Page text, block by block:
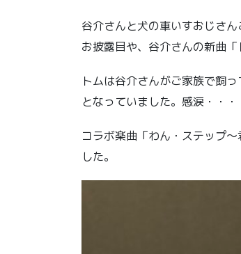
谷介さんと犬の車いすおじさ
お披露目や、谷介さんの新曲「
トムは谷介さんがご家族で飼
となっていました。感涙・・・
コラボ楽曲「わん・ステップ
した。